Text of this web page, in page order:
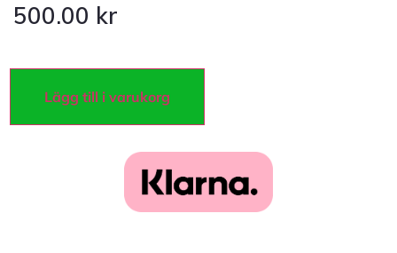
500.00 kr
Lägg till i varukorg